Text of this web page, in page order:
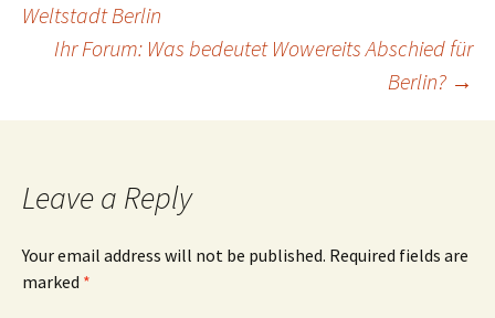
Post
navigation
Weltstadt Berlin
Ihr Forum: Was bedeutet Wowereits Abschied für
Berlin? →
Leave a Reply
Your email address will not be published. Required fields are
marked *